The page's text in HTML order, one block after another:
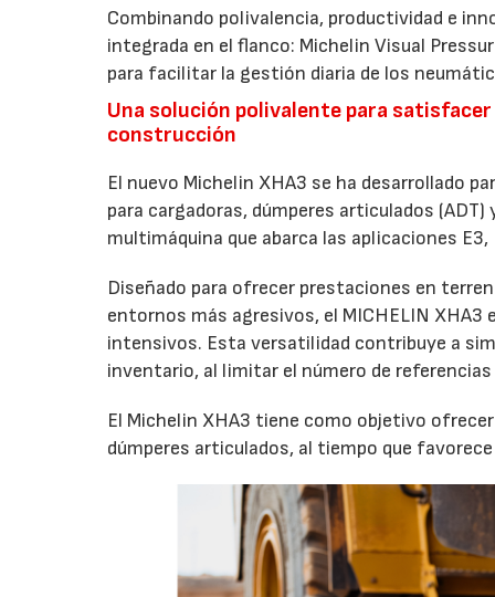
Combinando polivalencia, productividad e
integrada en el flanco: Michelin Visual
para facilitar la gestión diaria de los
Una solución polivalente para
construcción
El nuevo Michelin XHA3 se ha desarrollado
para cargadoras, dúmperes articulados
multimáquina que abarca las aplicaciones
Diseñado para ofrecer prestaciones en
entornos más agresivos, el MICHELIN
intensivos. Esta versatilidad contribuye a
inventario, al limitar el número de
El Michelin XHA3 tiene como objetivo
dúmperes articulados, al tiempo que